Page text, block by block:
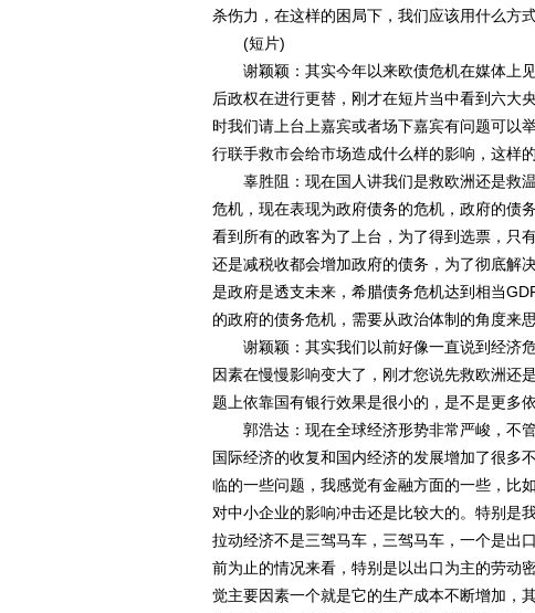
杀伤力，在这样的困局下，我们应该用什么方
(短片)
谢颖颖：其实今年以来欧债危机在媒体上见
后政权在进行更替，刚才在短片当中看到六大
时我们请上台上嘉宾或者场下嘉宾有问题可以
行联手救市会给市场造成什么样的影响，这样
辜胜阻：现在国人讲我们是救欧洲还是救温
危机，现在表现为政府债务的危机，政府的债
看到所有的政客为了上台，为了得到选票，只
还是减税收都会增加政府的债务，为了彻底解
是政府是透支未来，希腊债务危机达到相当
的政府的债务危机，需要从政治体制的角度来
谢颖颖：其实我们以前好像一直说到经济危
因素在慢慢影响变大了，刚才您说先救欧洲还
题上依靠国有银行效果是很小的，是不是更多
郭浩达：现在全球经济形势非常严峻，不管
国际经济的收复和国内经济的发展增加了很多
临的一些问题，我感觉有金融方面的一些，比
对中小企业的影响冲击还是比较大的。特别是
拉动经济不是三驾马车，三驾马车，一个是出
前为止的情况来看，特别是以出口为主的劳动
觉主要因素一个就是它的生产成本不断增加，